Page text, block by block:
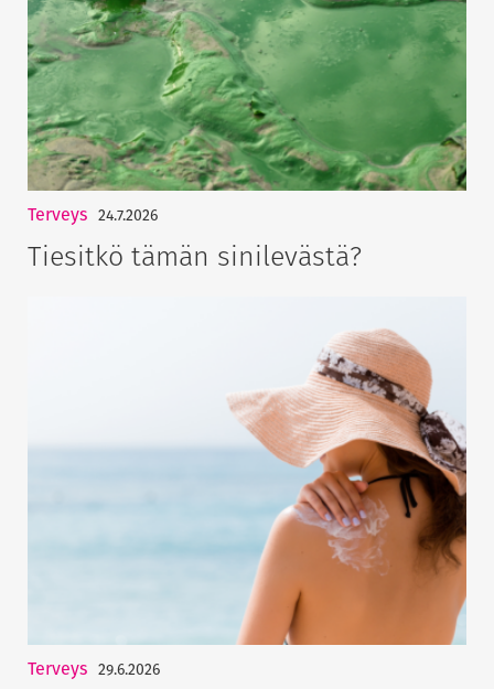
Terveys 24.7.2026
Tiesitkö tämän sinilevästä?
Terveys 29.6.2026